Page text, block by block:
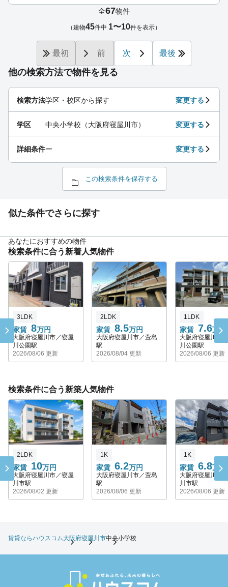
他の検索方法で物件を見る
検索方法学区・校区から探す 変更する
学区 中央小学校（大阪府寝屋川市） 変更する
詳細条件ー 変更する
この検索条件を保存する
全67物件
（建物45件中 1〜10件を表示）
最初 前 次 最後
似た条件でさらに探す
あなたにおすすめの物件
検索条件に合う新着人気物件
3LDK
家賃 8万円
大阪府寝屋川市／寝屋
川公園駅
2026/08/06 更新
2LDK
家賃 8.5万円
大阪府寝屋川市／萱島
駅
2026/08/04 更新
1LDK
家賃 7.6万円
大阪府寝屋川市
川公園駅
2026/08/06 更新
検索条件に合う新築人気物件
2LDK
家賃 10万円
大阪府寝屋川市／寝屋
川市駅
2026/08/02 更新
1K
家賃 6.2万円
大阪府寝屋川市／萱島
駅
2026/08/06 更新
1K
家賃 6.8万円
大阪府寝屋川市
川市駅
2026/08/06 更新
賃貸ならハウスコム大阪府寝屋川市中央小学校